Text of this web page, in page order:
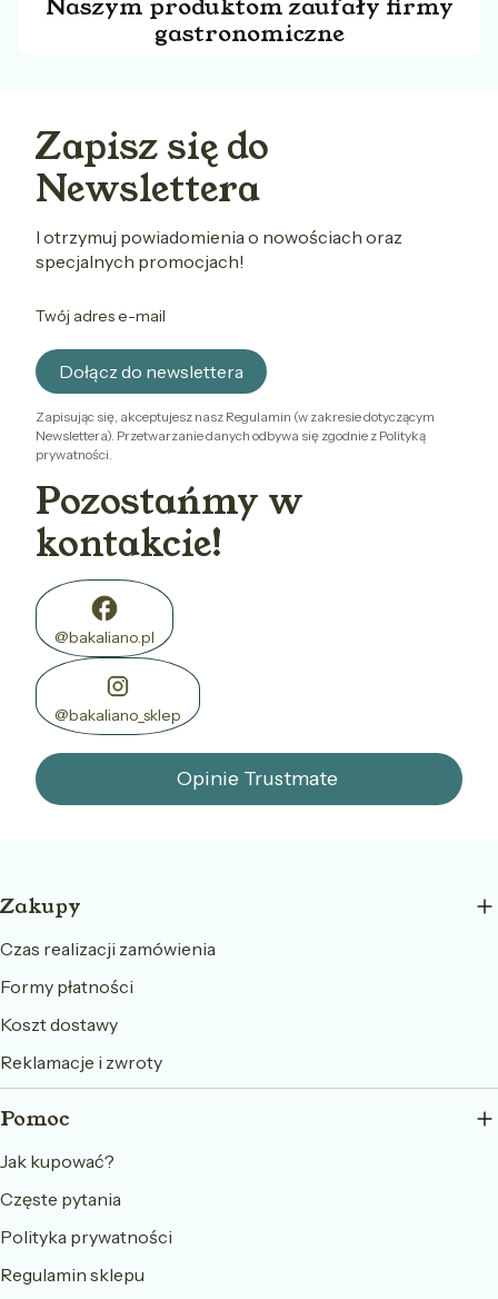
Naszym produktom zaufały firmy
gastronomiczne
Zapisz się do
Newslettera
I otrzymuj powiadomienia o nowościach oraz
specjalnych promocjach!
Twój adres e-mail
Dołącz do newslettera
Zapisując się, akceptujesz nasz Regulamin (w zakresie dotyczącym
Newslettera). Przetwarzanie danych odbywa się zgodnie z Polityką
prywatności.
Pozostańmy w
kontakcie!
@bakaliano.pl
@bakaliano_sklep
Opinie Trustmate
Linki w stopce
Zakupy
Czas realizacji zamówienia
Formy płatności
Koszt dostawy
Reklamacje i zwroty
Pomoc
Jak kupować?
Częste pytania
Polityka prywatności
Regulamin sklepu